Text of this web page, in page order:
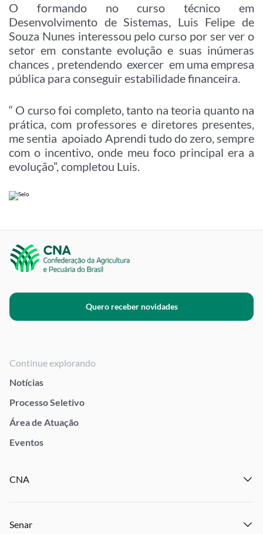
O formando no curso técnico em
Desenvolvimento de Sistemas, Luis Felipe de
Souza Nunes interessou pelo curso por ser ver o
setor em constante evolução e suas inúmeras
chances , pretendendo exercer em uma empresa
pública para conseguir estabilidade financeira.
“ O curso foi completo, tanto na teoria quanto na
prática, com professores e diretores presentes,
me sentia apoiado Aprendi tudo do zero, sempre
com o incentivo, onde meu foco principal era a
evolução”, completou Luis.
Quero receber novidades
Continue explorando
Notícias
Processo Seletivo
Área de Atuação
Eventos
CNA
Senar